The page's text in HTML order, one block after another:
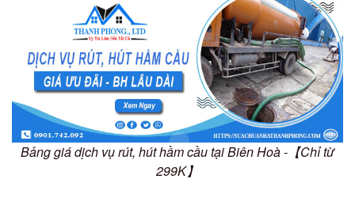
Bảng giá dịch vụ rút, hút hầm cầu tại Biên Hoà -【Chỉ từ
299K】